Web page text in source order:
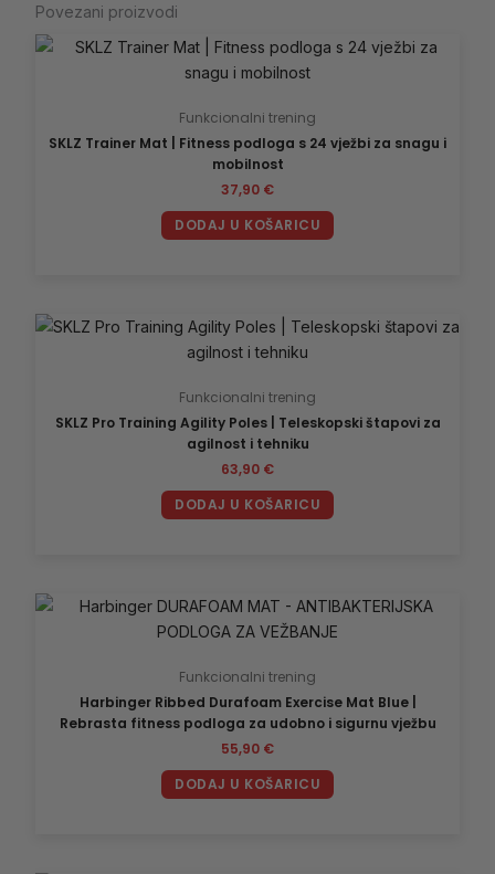
Povezani proizvodi
Funkcionalni trening
SKLZ Trainer Mat | Fitness podloga s 24 vježbi za snagu i
mobilnost
37,90 €
DODAJ U KOŠARICU
Funkcionalni trening
SKLZ Pro Training Agility Poles | Teleskopski štapovi za
agilnost i tehniku
63,90 €
DODAJ U KOŠARICU
Funkcionalni trening
Harbinger Ribbed Durafoam Exercise Mat Blue |
Rebrasta fitness podloga za udobno i sigurnu vježbu
55,90 €
DODAJ U KOŠARICU